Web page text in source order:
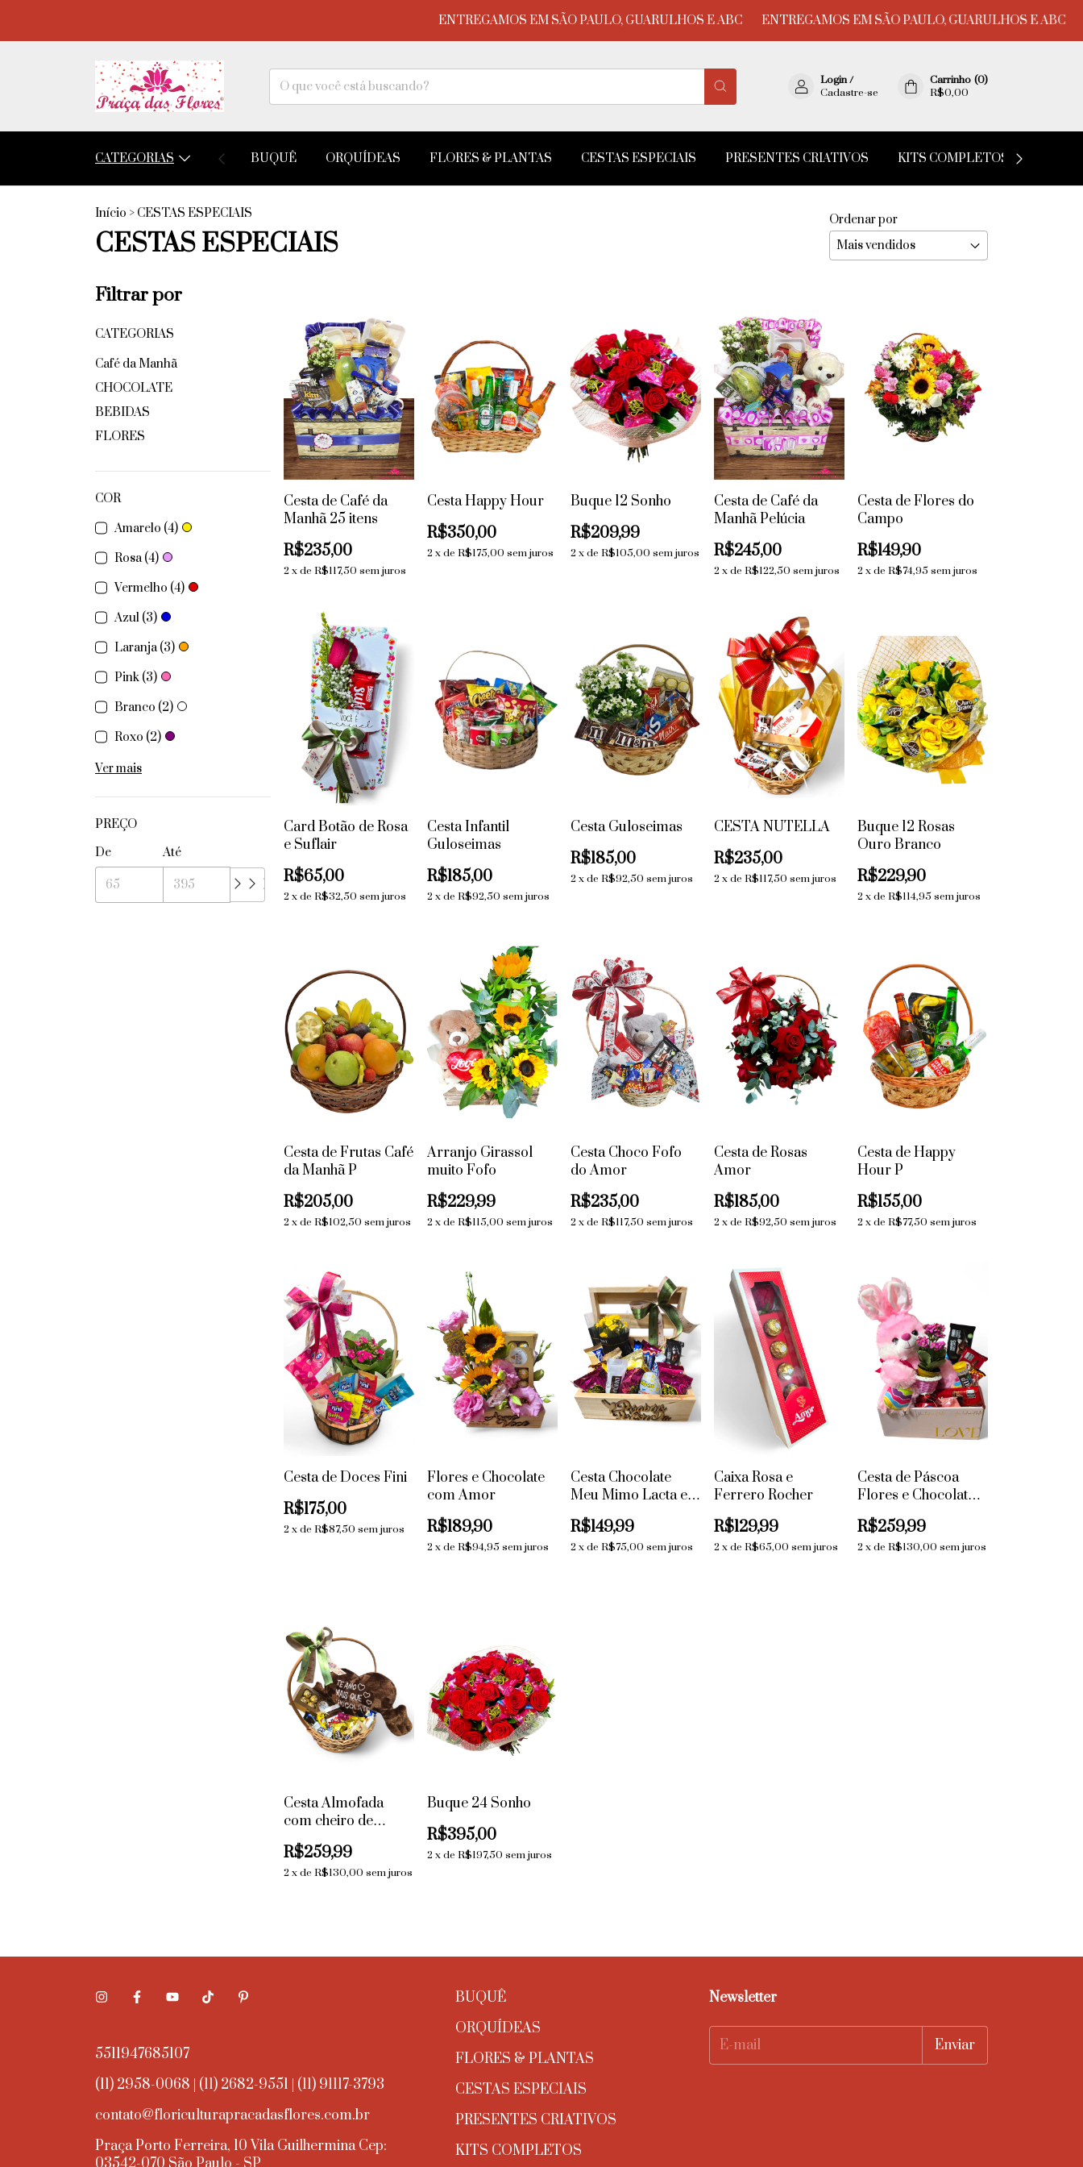
ENTREGAMOS EM SÃO PAULO, GUARULHOS E ABC ENTREGAMOS EM SÃO PAULO, GUARULHOS E ABC
Login/
Cadastre-se
Carrinho (0)
R$0,00
CATEGORIAS BUQUÊ ORQUÍDEAS FLORES & PLANTAS CESTAS ESPECIAIS PRESENTES CRIATIVOS KITS COMPLETOS
Início > CESTAS ESPECIAIS
CESTAS ESPECIAIS
Ordenar por
Filtrar por
CATEGORIAS
Café da Manhã
CHOCOLATE
BEBIDAS
FLORES
COR
Amarelo (4)
Rosa (4)
Vermelho (4)
Azul (3)
Laranja (3)
Pink (3)
Branco (2)
Roxo (2)
Ver mais
PREÇO
De
Até
Cesta de Café da
Manhã 25 itens
R$235,00
2 xdeR$117,50 sem juros
Cesta Happy Hour
R$350,00
2 xdeR$175,00 sem juros
Buque 12 Sonho
R$209,99
2 xdeR$105,00 sem juros
Cesta de Café da
Manhã Pelúcia
R$245,00
2 xdeR$122,50 sem juros
Cesta de Flores do
Campo
R$149,90
2 xdeR$74,95sem juros
Card Botão de Rosa
e Suflair
R$65,00
2 xdeR$32,50 sem juros
Cesta Infantil
Guloseimas
R$185,00
2 xdeR$92,50 sem juros
Cesta Guloseimas
R$185,00
2 xdeR$92,50 sem juros
CESTA NUTELLA
R$235,00
2 xdeR$117,50 sem juros
Buque 12 Rosas
Ouro Branco
R$229,90
2 xdeR$114,95sem juros
Cesta de Frutas Café
da Manhã P
R$205,00
2 xdeR$102,50 sem juros
Arranjo Girassol
muito Fofo
R$229,99
2 xdeR$115,00 sem juros
Cesta Choco Fofo
do Amor
R$235,00
2 xdeR$117,50 sem juros
Cesta de Rosas
Amor
R$185,00
2 xdeR$92,50 sem juros
Cesta de Happy
Hour P
R$155,00
2 xdeR$77,50 sem juros
Cesta de Doces Fini
R$175,00
2 xdeR$87,50 sem juros
Flores e Chocolate
com Amor
R$189,90
2 xdeR$94,95 sem juros
Cesta Chocolate
Meu Mimo Lacta e
Kinder Ovo
R$149,99
2 xdeR$75,00 sem juros
Caixa Rosa e
Ferrero Rocher
R$129,99
2 xdeR$65,00 sem juros
Cesta de Páscoa
Flores e Chocolate e
Coelho
R$259,99
2 xdeR$130,00 sem juros
Cesta Almofada
com cheiro de
Chocolate Ferrero,
Lacta
R$259,99
2 xdeR$130,00 sem juros
Buque 24 Sonho
R$395,00
2 xdeR$197,50 sem juros
5511947685107
(11) 2958-0068 | (11) 2682-9551 | (11) 91117-3793
contato@floriculturapracadasflores.com.br
Praça Porto Ferreira, 10 Vila Guilhermina Cep:
BUQUÊ
ORQUÍDEAS
FLORES & PLANTAS
CESTAS ESPECIAIS
PRESENTES CRIATIVOS
KITS COMPLETOS
Newsletter